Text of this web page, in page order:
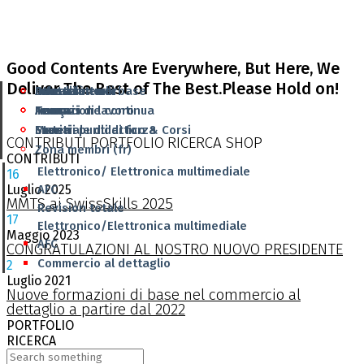
Good Contents Are Everywhere, But Here, We
Deliver The Best of The Best.Please Hold on!
CONTRIBUTIPORTFOLIO RICERCA SHOP
CONTRIBUTI
16
Luglio 2025
MMTS ai SwissSkills 2025
17
Maggio 2023
CONGRATULAZIONI AL NOSTRO NUOVO PRESIDENTE
2
Luglio 2021
Nuove formazioni di base nel commercio al
dettaglio a partire dal 2022
PORTFOLIO
RICERCA
Attualità
Annunci di lavoro
Eventi
Formazione di base
Elettronico/ Elettronica multimediale
AFC
Revision totale
Elettronico/Elettronica multimediale
AFC
Commercio al dettaglio
Formazione continua
Materiale didattico & Corsi
I nostri membri
Team
I nostri punti di forza
Zona membri (fr)
Infrastruttura
Team
Storia
Deutsch
Français